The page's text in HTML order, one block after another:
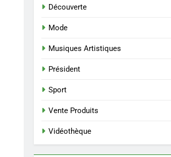
Découverte
Mode
Musiques Artistiques
Président
Sport
Vente Produits
Vidéothèque